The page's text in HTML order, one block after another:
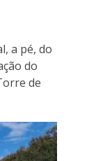
a pé, do
do
de